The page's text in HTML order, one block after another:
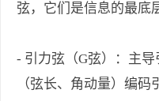
弦，它们是信息的最底
- 引力弦（G弦）：主
（弦长、角动量）编码